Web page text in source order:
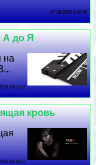
07 08 2026 0:47:44
А до Я
на
15:31:37
кровь
18:14:35